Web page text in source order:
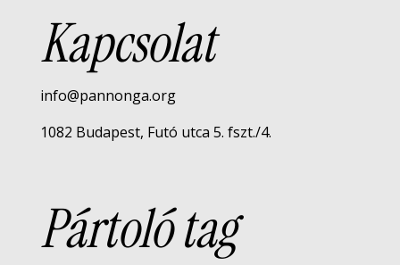
Kapcsolat
info@pannonga.org
1082 Budapest, Futó utca 5. fszt./4.
Pártoló tag